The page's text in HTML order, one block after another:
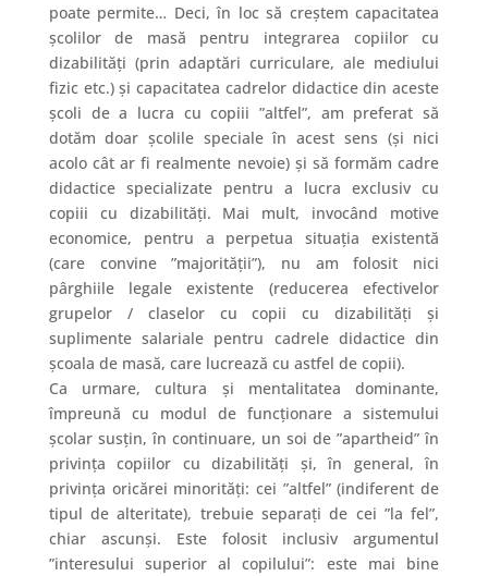
poate permite… Deci, în loc să creștem capacitatea
școlilor de masă pentru integrarea copiilor cu
dizabilități (prin adaptări curriculare, ale mediului
fizic etc.) și capacitatea cadrelor didactice din aceste
școli de a lucra cu copiii ”altfel”, am preferat să
dotăm doar școlile speciale în acest sens (și nici
acolo cât ar fi realmente nevoie) și să formăm cadre
didactice specializate pentru a lucra exclusiv cu
copiii cu dizabilități. Mai mult, invocând motive
economice, pentru a perpetua situația existentă
(care convine ”majorității”), nu am folosit nici
pârghiile legale existente (reducerea efectivelor
grupelor / claselor cu copii cu dizabilități și
suplimente salariale pentru cadrele didactice din
școala de masă, care lucrează cu astfel de copii).
Ca urmare, cultura și mentalitatea dominante,
împreună cu modul de funcționare a sistemului
școlar susțin, în continuare, un soi de ”apartheid” în
privința copiilor cu dizabilități și, în general, în
privința oricărei minorități: cei ”altfel” (indiferent de
tipul de alteritate), trebuie separați de cei ”la fel”,
chiar ascunși. Este folosit inclusiv argumentul
”interesului superior al copilului”: este mai bine